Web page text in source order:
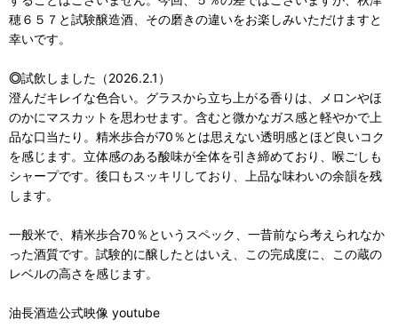
穂６５７と試験醸造酒、その磨きの違いをお楽しみいただけますと
幸いです。
◎試飲しました（2026.2.1）
澄んだキレイな色合い。グラスから立ち上がる香りは、メロンやほ
のかにマスカットを思わせます。含むと微かなガス感と軽やかで上
品な口当たり。精米歩合が70％とは思えない透明感とほど良いコク
を感じます。立体感のある酸味が全体を引き締めており、喉ごしも
シャープです。後口もスッキリしており、上品な味わいの余韻を残
します。
一般米で、精米歩合70％というスペック、一昔前なら考えられなか
った酒質です。試験的に醸したとはいえ、この完成度に、この蔵の
レベルの高さを感じます。
油長酒造公式映像 youtube